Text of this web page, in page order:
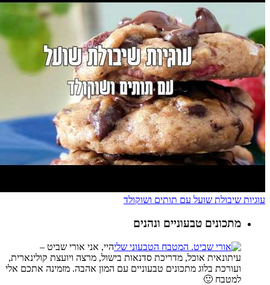
עוגיות שיבולת שועל עם תותים ושוקולד
מתכונים טבעוניים ונהנים
היי, אני אורי שביט –
עיתונאית אוכל, מדריכת סדנאות בישול, מרצה ויועצת קולינארית,
ועורכת בלוג מתכונים טבעוניים עם המון אהבה. מזמינה אתכם אלי
למטבח 🙂